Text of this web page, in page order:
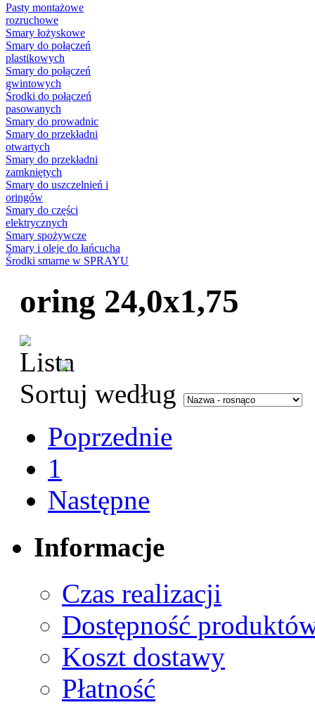
Pasty montażowe
rozruchowe
Smary łożyskowe
Smary do połączeń
plastikowych
Smary do połączeń
gwintowych
Środki do połączeń
pasowanych
Smary do prowadnic
Smary do przekładni
otwartych
Smary do przekładni
zamkniętych
Smary do uszczelnień i
oringów
Smary do części
elektrycznych
Smary spożywcze
Smary i oleje do łańcucha
Środki smarne w SPRAYU
oring 24,0x1,75
Sortuj według
Poprzednie
1
Następne
Informacje
Czas realizacji
Dostępność
Koszt dostawy
Płatność